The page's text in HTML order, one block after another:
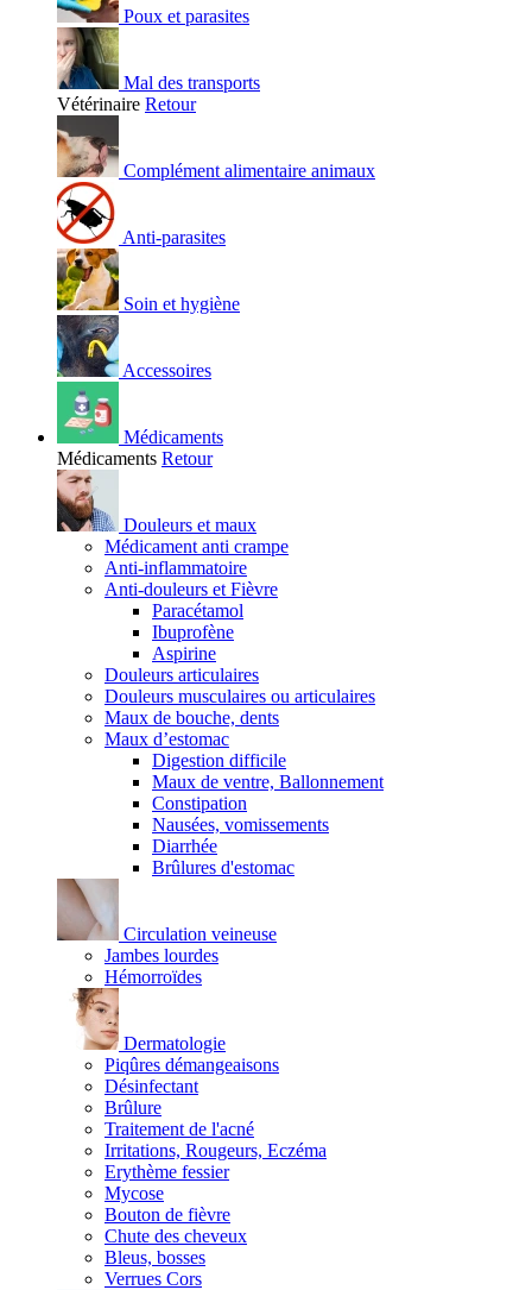
Poux et parasites
Mal des transports
Vétérinaire Retour
Complément alimentaire animaux
Anti-parasites
Soin et hygiène
Accessoires
Médicaments
Médicaments Retour
Douleurs et maux
Médicament anti crampe
Anti-inflammatoire
Anti-douleurs et Fièvre
Paracétamol
Ibuprofène
Aspirine
Douleurs articulaires
Douleurs musculaires ou articulaires
Maux de bouche, dents
Maux d’estomac
Digestion difficile
Maux de ventre, Ballonnement
Constipation
Nausées, vomissements
Diarrhée
Brûlures d'estomac
Circulation veineuse
Jambes lourdes
Hémorroïdes
Dermatologie
Piqûres démangeaisons
Désinfectant
Brûlure
Traitement de l'acné
Irritations, Rougeurs, Eczéma
Erythème fessier
Mycose
Bouton de fièvre
Chute des cheveux
Bleus, bosses
Verrues Cors